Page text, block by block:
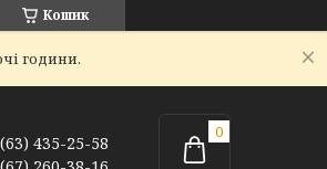
Кошик
години.
435-25-58